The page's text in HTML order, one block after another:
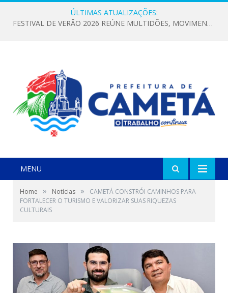
ÚLTIMAS ATUALIZAÇÕES:
FESTIVAL DE VERÃO 2026 REÚNE MULTIDÕES, MOVIMENTA A ECONOMIA E FORTALECE A CULTURA LOCAL
MENU
Home » Notícias »
CAMETÁ CONSTRÓI CAMINHOS PARA
FORTALECER O TURISMO E VALORIZAR SUAS RIQUEZAS
CULTURAIS